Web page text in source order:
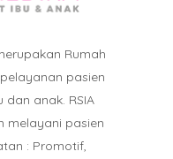
Rumah
pasien
dan anak. RSIA
melayani pasien
: Promotif,